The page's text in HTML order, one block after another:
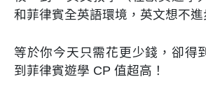
和菲律賓全英語環境，英文想不進
等於你今天只需花更少錢，卻得
到菲律賓遊學 CP 值超高！